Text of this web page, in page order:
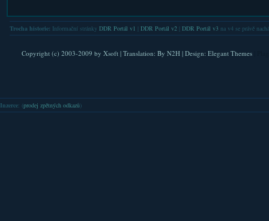
Trocha historie: Informační stránky DDR Portál v1 DDR Portál v2| DDR Portál v3na v4 se právě
Copyright (c) 2003-2009 by Xsoft| Translation: By N2H| Design: Elegant Themes
Inzerce: (prodej zpětných odkazů )